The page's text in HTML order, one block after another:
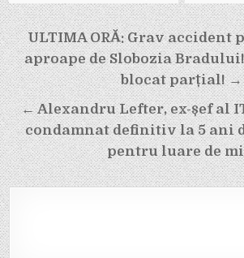
Navigare
în
articole
ULTIMA ORĂ: Grav accident
aproape de Slobozia
blocat parțial! →
← Alexandru Lefter, ex-șef al
condamnat definitiv la 5 ani
pentru luare de